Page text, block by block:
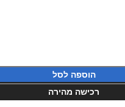
הוספה לסל
רכישה מהירה